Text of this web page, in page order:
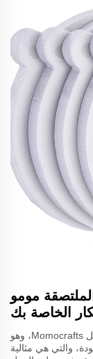
مومو
الخاصة بك
توفر مجموعة واسعة من الملاحظات الملصقة من قبل Momocrafts، وهو
والتي هي مثالية